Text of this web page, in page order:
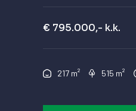
€ 795.000,- k.k.
217 m² 515 m²